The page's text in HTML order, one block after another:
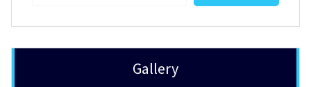
Gallery